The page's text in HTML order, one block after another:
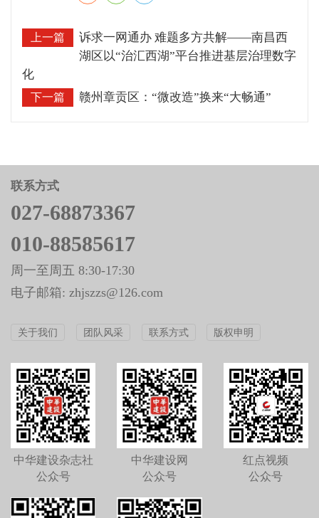
上一篇
诉求一网通办 难题多方共解——南昌西
湖区以“治汇西湖”平台推进基层治理数字
化
下一篇 赣州章贡区：“微改造”换来“大畅通”
联系方式
027-68873367
010-88585617
周一至周五 8:30-17:30
电子邮箱: zhjszzs@126.com
关于我们 团队风采 联系方式 版权申明
中华建设杂志社
公众号
中华建设网
公众号
红点视频
公众号